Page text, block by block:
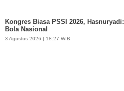
Kongres Biasa PSSI 2026,
Bola Nasional
3 Agustus 2026 | 18:27 WIB